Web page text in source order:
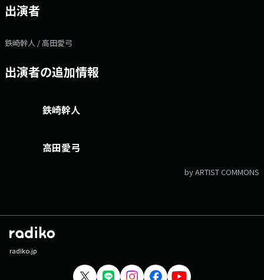
出演者
鉄崎幹人 / 高田愛弓
出演者の追加情報
鉄崎幹人
高田愛弓
by ARTIST COMMONS
radiko.jp